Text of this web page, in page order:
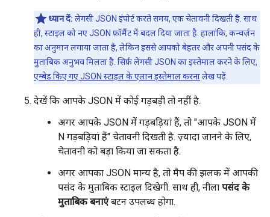
ध्यान दें: लेगसी JSON इंपोर्ट करते समय, एक चेतावनी दिखती है. साथ
ही, स्टाइल को नए JSON फ़ॉर्मैट में बदल दिया जाता है. हालांकि, कन्वर्ज़न
का अनुमान लगाया जाता है, लेकिन इससे आपको बेहतर और अपनी पसंद के
मुताबिक अनुभव मिलता है. सिर्फ़ लेगसी JSON का इस्तेमाल करने के लिए,
एम्बेड किए गए JSON स्टाइल के एलान इस्तेमाल करनालेख पढ़ें.
देखें कि आपके JSON में कोई गड़बड़ी तो नहीं है.
अगर आपके JSON में गड़बड़ियां हैं, तो "आपके JSON में
N गड़बड़ियां हैं" चेतावनी दिखती है. ज़्यादा जानने के लिए,
चेतावनी को बड़ा किया जा सकता है.
अगर आपका JSON मान्य है, तो मैप की झलक में आपकी
पसंद के मुताबिक स्टाइल दिखेगी. साथ ही, नीला पसंद के
मुताबिक बनाएंबटन उपलब्ध होगा.